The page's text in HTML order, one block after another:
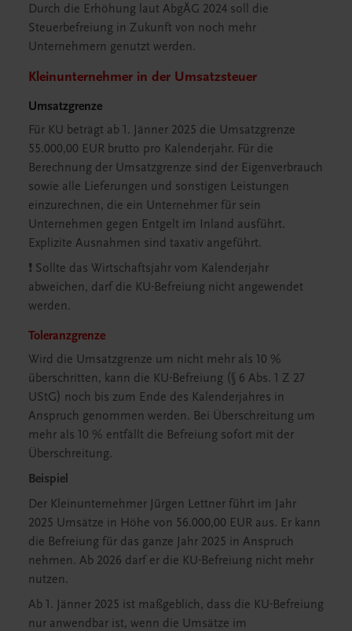
Durch die Erhöhung laut AbgÄG 2024 soll die
Steuerbefreiung in Zukunft von noch mehr
Unternehmern genutzt werden.
Kleinunternehmer in der Umsatzsteuer
Umsatzgrenze
Für KU beträgt ab 1. Jänner 2025 die Umsatzgrenze
55.000,00 EUR brutto pro Kalenderjahr. Für die
Berechnung der Umsatzgrenze sind der Eigenverbrauch
sowie alle Lieferungen und sonstigen Leistungen
einzurechnen, die ein Unternehmer für sein
Unternehmen gegen Entgelt im Inland ausführt.
Explizite Ausnahmen sind taxativ angeführt.
❗️ Sollte das Wirtschaftsjahr vom Kalenderjahr
abweichen, darf die KU-Befreiung nicht angewendet
werden.
Toleranzgrenze
Wird die Umsatzgrenze um nicht mehr als 10 %
überschritten, kann die KU-Befreiung (§ 6 Abs. 1 Z 27
UStG) noch bis zum Ende des Kalenderjahres in
Anspruch genommen werden. Bei Überschreitung um
mehr als 10 % entfällt die Befreiung sofort mit der
Überschreitung.
Beispiel
Der Kleinunternehmer Jürgen Lettner führt im Jahr
2025 Umsätze in Höhe von 56.000,00 EUR aus. Er kann
die Befreiung für das ganze Jahr 2025 in Anspruch
nehmen. Ab 2026 darf er die KU-Befreiung nicht mehr
nutzen.
Ab 1. Jänner 2025 ist maßgeblich, dass die KU-Befreiung
nur anwendbar ist, wenn die Umsätze im